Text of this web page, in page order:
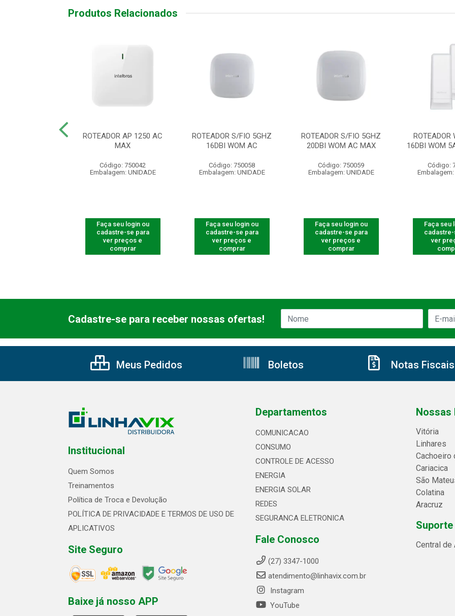
Produtos Relacionados
ROTEADOR AP 1250 AC
MAX
Código: 750042
Embalagem: UNIDADE
Faça seu login ou
cadastre-se para
ver preços e
comprar
ROTEADOR S/FIO 5GHZ
16DBI WOM AC
Código: 750058
Embalagem: UNIDADE
Faça seu login ou
cadastre-se para
ver preços e
comprar
ROTEADOR S/FIO 5GHZ
20DBI WOM AC MAX
Código: 750059
Embalagem: UNIDADE
Faça seu login ou
cadastre-se para
ver preços e
comprar
ROTEADOR
16DBI WOM
Código:
Embalagem:
Faça seu
ver
Cadastre-se para receber nossas ofertas!
Meus Pedidos Boletos Notas Fiscais
Institucional
Quem Somos
Treinamentos
Política de Troca e Devolução
POLÍTICA DE PRIVACIDADE E TERMOS DE USO DE
APLICATIVOS
Site Seguro
Baixe já nosso APP
Departamentos
COMUNICACAO
CONSUMO
CONTROLE DE ACESSO
ENERGIA
ENERGIA SOLAR
REDES
SEGURANCA ELETRONICA
Fale Conosco
(27) 3347-1000
atendimento@linhavix.com.br
Instagram
YouTube
Nossas
Vitória
Linhares
Cachoeiro
Cariacica
São
Colatina
Aracruz
Central de